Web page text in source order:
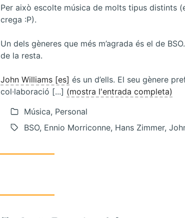
Per això escolte música de molts tipus distints
crega :P).
Un dels gèneres que més m’agrada és el de
de la resta.
John Williams [es] és un d’ells. El seu gènere
col·laboració [...] (mostra l'entrada completa)
Música, Personal
BSO, Ennio Morriconne, Hans Zimmer,